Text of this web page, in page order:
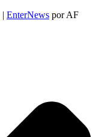
| EnterNews por AF